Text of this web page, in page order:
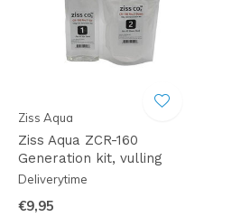
Ziss Aqua
Ziss Aqua ZCR-160
Generation kit, vulling
Deliverytime
€9,95